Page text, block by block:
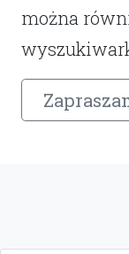
można